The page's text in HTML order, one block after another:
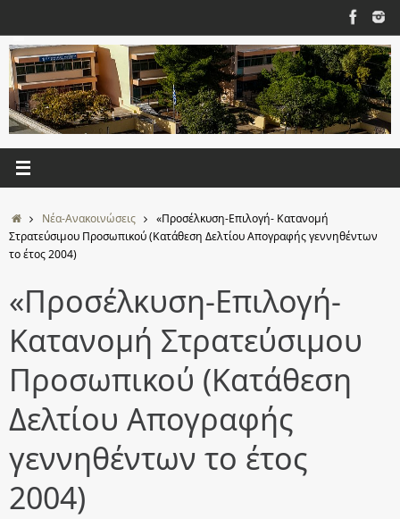
περιεχόμενο
ΑρχικήΝέα-Ανακοινώσεις
«Προσέλκυση-Επιλογή- Κατανομή
Στρατεύσιμου Προσωπικού (Κατάθεση Δελτίου Απογραφής γεννηθέντων
το έτος 2004)
«Προσέλκυση-Επιλογή-
Κατανομή Στρατεύσιμου
Προσωπικού (Κατάθεση
Δελτίου Απογραφής
γεννηθέντων το έτος
2004)